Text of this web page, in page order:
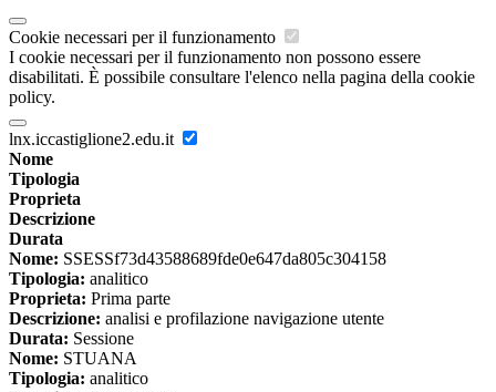
Cookie necessari per il funzionamento
I cookie necessari per il funzionamento non possono essere
disabilitati. È possibile consultare l'elenco nella pagina della cookie
policy.
lnx.iccastiglione2.edu.it
Nome
Tipologia
Proprieta
Descrizione
Durata
Nome: SSESSf73d43588689fde0e647da805c304158
Tipologia: analitico
Proprieta: Prima parte
Descrizione: analisi e profilazione navigazione utente
Durata: Sessione
Nome: STUANA
Tipologia: analitico